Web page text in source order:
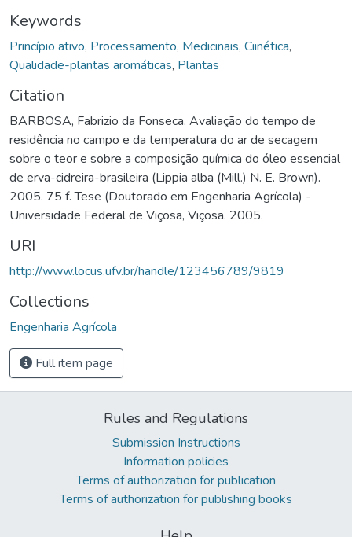
Keywords
Princípio ativo, Processamento, Medicinais, Ciinética,
Qualidade-plantas aromáticas, Plantas
Citation
BARBOSA, Fabrizio da Fonseca. Avaliação do tempo de
residência no campo e da temperatura do ar de secagem
sobre o teor e sobre a composição química do óleo essencial
de erva-cidreira-brasileira (Lippia alba (Mill.) N. E. Brown).
2005. 75 f. Tese (Doutorado em Engenharia Agrícola) -
Universidade Federal de Viçosa, Viçosa. 2005.
URI
http://www.locus.ufv.br/handle/123456789/9819
Collections
Engenharia Agrícola
Full item page
Rules and Regulations
Submission Instructions
Information policies
Terms of authorization for publication
Terms of authorization for publishing books